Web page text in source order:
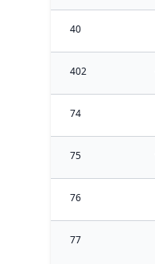
40
402
74
75
76
77